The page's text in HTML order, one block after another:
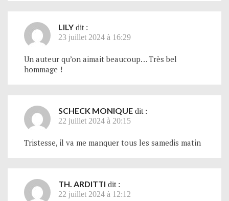
LILY dit :
23 juillet 2024 à 16:29
Un auteur qu’on aimait beaucoup… Très bel
hommage !
SCHECK MONIQUE dit :
22 juillet 2024 à 20:15
Tristesse, il va me manquer tous les samedis matin
TH. ARDITTI dit :
22 juillet 2024 à 12:12